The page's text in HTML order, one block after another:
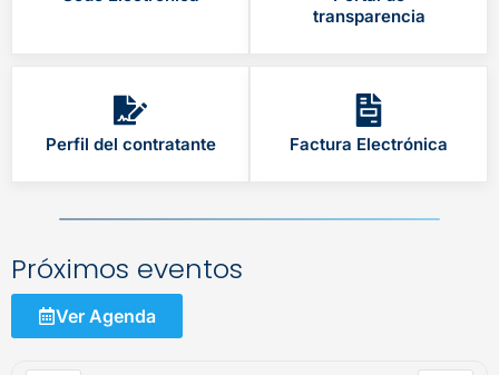
transparencia
Perfil del contratante Factura Electrónica
Próximos eventos
Ver Agenda